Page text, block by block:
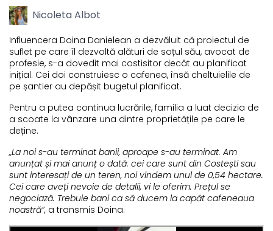
Nicoleta Albot
Influencera Doina Danielean a dezvăluit că proiectul de
suflet pe care îl dezvoltă alături de soțul său, avocat de
profesie, s-a dovedit mai costisitor decât au planificat
inițial. Cei doi construiesc o cafenea, însă cheltuielile de
pe șantier au depășit bugetul planificat.
Pentru a putea continua lucrările, familia a luat decizia de
a scoate la vânzare una dintre proprietățile pe care le
deține.
„La noi s-au terminat banii, aproape s-au terminat. Am
anunțat și mai anunț o dată: cei care sunt din Costești sau
sunt interesați de un teren, noi vindem unul de 0,54 hectare.
Cei care aveți nevoie de detalii, vi le oferim. Prețul se
negociază. Trebuie bani ca să ducem la capăt cafeneaua
noastră”, a transmis Doina.